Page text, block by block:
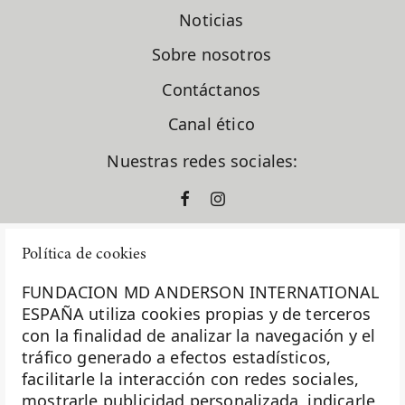
Política de cookies
FUNDACION MD ANDERSON INTERNATIONAL
ESPAÑA utiliza cookies propias y de terceros
con la finalidad de analizar la navegación y el
tráfico generado a efectos estadísticos,
facilitarle la interacción con redes sociales,
mostrarle publicidad personalizada, indicarle
Dra. Gema Moreno Bueno
Dra. Laura García Estévez
Dra. Natalia Carballo
Dra. Pilar López Criado
ensayos clínicos
evento solidario
formación
fundación diversión solidaria
Fundación Excelentia
Fundación MD Anderson España
Fundación Siglo Futuro
Gastroenterología
Ginecología
Noticias
Sobre nosotros
Contáctanos
Canal ético
Nuestras redes sociales:
La Fundación MD Anderson España - Hospiten es
miembro de laAsociación Española de Fundaciones